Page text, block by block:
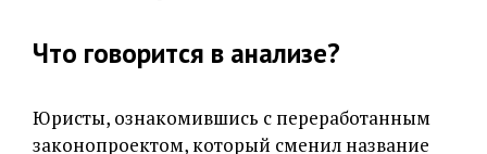
Что говорится в анализе?
Юристы, ознакомившись с переработанным
законопроектом, который сменил название